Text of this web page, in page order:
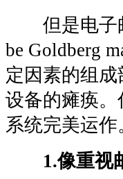
但是电子邮
be Goldberg
定因素的组
设备的瘫痪
系统完美运作
1.像重视